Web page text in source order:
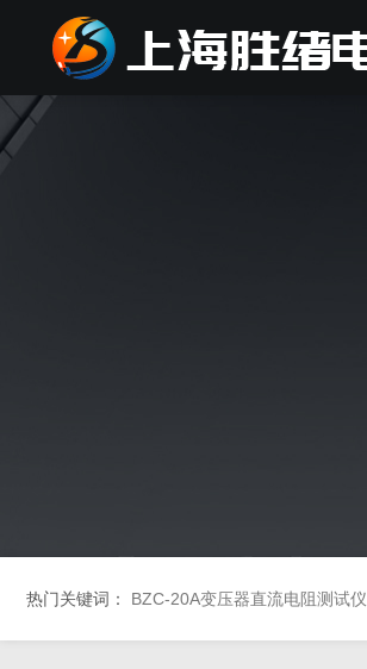
热门关键词： BZC-20A变压器直流电阻测试仪